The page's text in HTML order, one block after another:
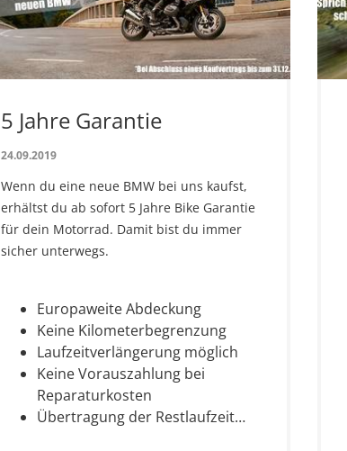
5 Jahre Garantie
24.09.2019
Wenn du eine neue BMW bei uns kaufst,
erhältst du ab sofort 5 Jahre Bike Garantie
für dein Motorrad. Damit bist du immer
sicher unterwegs.
Europaweite Abdeckung
Keine Kilometerbegrenzung
Laufzeitverlängerung möglich
Keine Vorauszahlung bei
Reparaturkosten
Übertragung der Restlaufzeit…